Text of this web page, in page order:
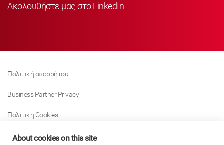
Ακολουθήστε μας στο LinkedIn
Πολιτική απορρήτου
Business Partner Privacy
Πολιτικη Cookies
Modern Slavery Act Policy
About cookies on this site